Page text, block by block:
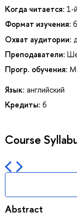
Когда читается: 1-
Формат изучения:
Охват аудитории:
Преподаватели:
Прогр. обучения:
Язык: английский
Кредиты: 6
Course
Abstract